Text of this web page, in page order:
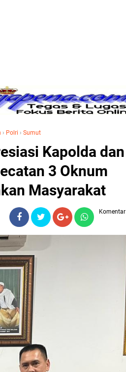
› Polri › Sumut
Kapolda dan
3 Oknum
Masyarakat
Komentar